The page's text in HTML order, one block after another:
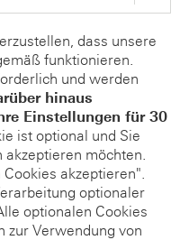
dass unsere
funktionieren.
und werden
hinaus
Einstellungen für 30
ist optional und Sie
akzeptieren möchten.
akzeptieren".
optionaler
optionalen Cookies
zur Verwendung von